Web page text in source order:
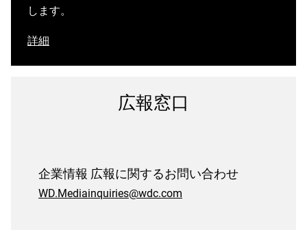
します。
詳細
広報窓口
企業情報 広報に関するお問い合わせ
WD.Mediainquiries@wdc.com